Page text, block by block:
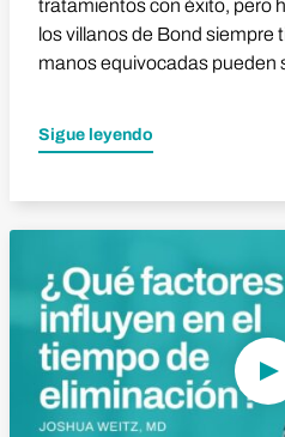
tratamientos con éxito, pero
los villanos de Bond siempre
manos equivocadas pueden
Sigue leyendo